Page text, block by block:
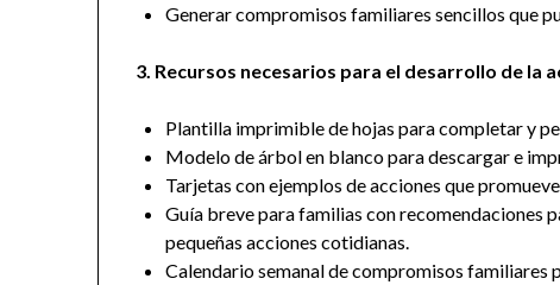
Generar compromisos familiares sencillos que
3. Recursos necesarios para el desarrollo de la
Plantilla imprimible de hojas para completar y
Modelo de árbol en blanco para descargar e
Tarjetas con ejemplos de acciones que
Guía breve para familias con recomendaciones
pequeñas acciones cotidianas.
Calendario semanal de compromisos familiares